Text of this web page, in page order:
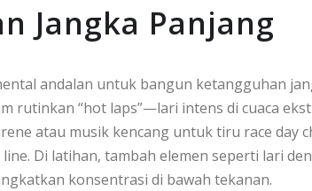
Jangka Panjang
andalan untuk bangun ketangguhan
rutinkan “hot laps”—lari intens di cuaca
atau musik kencang untuk tiru race day
Di latihan, tambah elemen seperti lari
konsentrasi di bawah tekanan.